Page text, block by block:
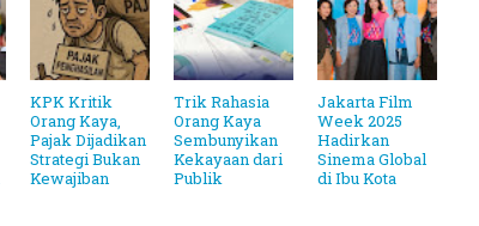
KPK Kritik
Orang Kaya,
Pajak Dijadikan
Strategi Bukan
Kewajiban
Trik Rahasia
Orang Kaya
Sembunyikan
Kekayaan dari
Publik
Jakarta Film
Week 2025
Hadirkan
Sinema Global
di Ibu Kota